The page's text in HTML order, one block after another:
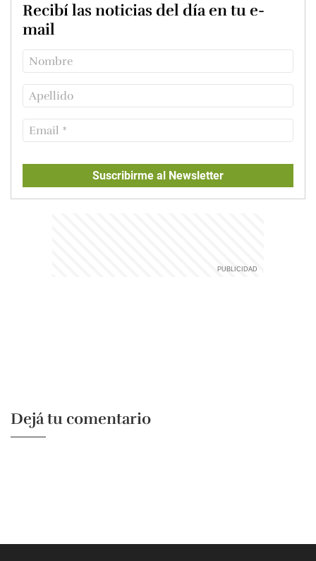
Recibí las noticias del día en tu e-
mail
Suscribirme al Newsletter
Dejá tu comentario